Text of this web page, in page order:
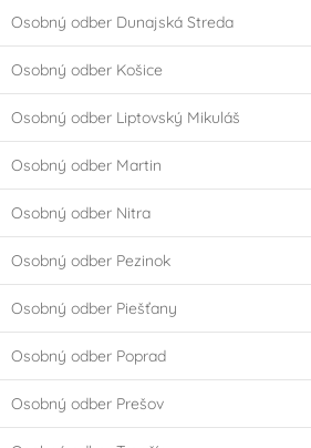
Osobný odber Dunajská Streda
Osobný odber Košice
Osobný odber Liptovský Mikuláš
Osobný odber Martin
Osobný odber Nitra
Osobný odber Pezinok
Osobný odber Piešťany
Osobný odber Poprad
Osobný odber Prešov